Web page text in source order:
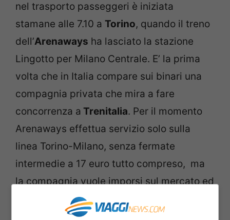
nel trasporto passeggeri è iniziata
stamane alle 7.10 a Torino, quando il treno
dell’Arenaways ha lasciato la stazione
Lingotto per Milano Centrale. E’ la prima
volta che in Italia compare sui binari una
compagnia privata che mira a fare
concorrenza a Trenitalia. Per il momento
Arenaways effettua servizio solo sulla
linea Torino-Milano, senza fermate
intermedie a 17 euro tutto compreso, ma
la compagnia vuole imporsi sul mercato ed
ha già presentato ricorsi per poter
espandere il suo raggio d’azione.